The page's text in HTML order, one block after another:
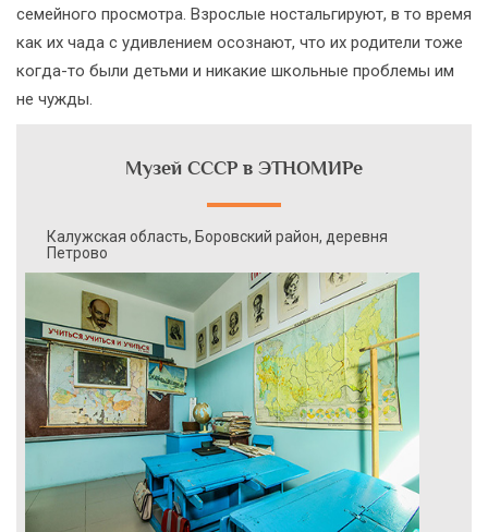
семейного просмотра. Взрослые ностальгируют, в то время
как их чада с удивлением осознают, что их родители тоже
когда-то были детьми и никакие школьные проблемы им
не чужды.
Музей СССР в ЭТНОМИРе
Калужская область, Боровский район, деревня
Петрово